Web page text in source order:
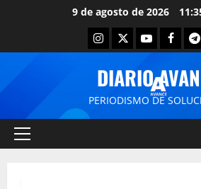
9 de agosto de 2026
DIARIO
PERIODISMO DE